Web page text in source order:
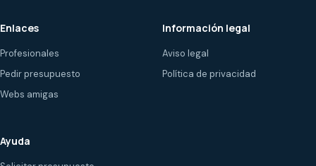
Enlaces
Profesionales
Pedir presupuesto
Webs amigas
Información legal
Aviso legal
Política de privacidad
Ayuda